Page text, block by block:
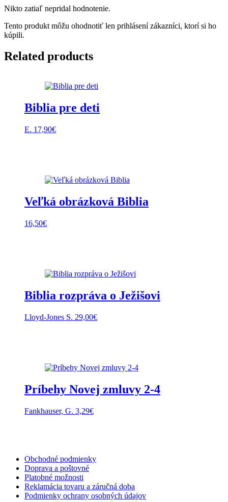
Nikto zatiaľ nepridal hodnotenie.
Tento produkt môžu ohodnotiť len prihlásení zákazníci, ktorí si ho
kúpili.
Related products
Biblia pre deti
E. 17,90€
Veľká obrázková Biblia
16,50€
Biblia rozpráva o Ježišovi
Lloyd-Jones S. 29,00€
Príbehy Novej zmluvy 2-4
Fankhauser, G. 3,29€
Obchodné podmienky
Doprava a poštovné
Platobné možnosti
Reklamácia tovaru a záručná doba
Podmienky ochrany osobných údajov